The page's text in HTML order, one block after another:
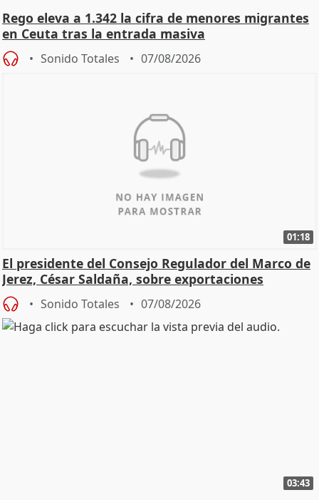
Rego eleva a 1.342 la cifra de menores migrantes
en Ceuta tras la entrada masiva
Sonido Totales 07/08/2026
01:18
El presidente del Consejo Regulador del Marco de
Jerez, César Saldaña, sobre exportaciones
Sonido Totales 07/08/2026
03:43